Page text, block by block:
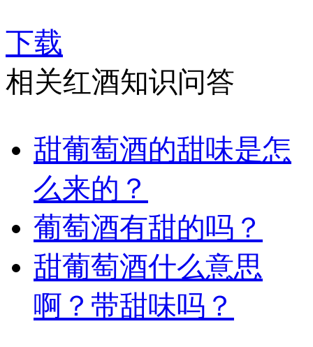
下载
相关红酒知识问答
甜葡萄酒的甜味是怎
么来的？
葡萄酒有甜的吗？
甜葡萄酒什么意思
啊？带甜味吗？